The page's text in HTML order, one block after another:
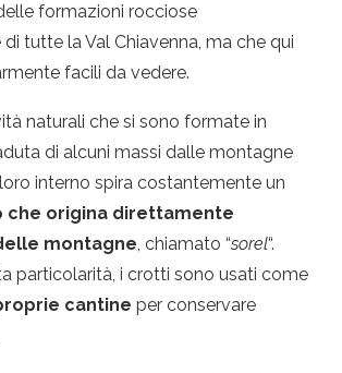
formazioni rocciose
tutte la Val Chiavenna, ma che qui
facili da vedere.
naturali che si sono formate in
di alcuni massi dalle montagne
interno spira costantemente un
che origina direttamente
montagne, chiamato “sorel“.
particolarità, i crotti sono usati come
cantine per conservare